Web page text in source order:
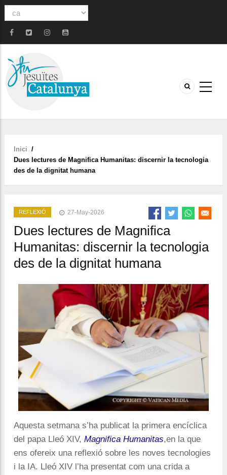
Select
language
Fil
d'ariadna
Inici /
Dues lectures de Magnifica Humanitas: discernir la tecnologia
des de la dignitat humana
REFLEXIÓ 27-May-2026
Dues lectures de Magnifica
Humanitas: discernir la tecnologia
des de la dignitat humana
Aquesta setmana s’ha publicat la primera encíclica
del papa Lleó XIV, Magnifica Humanitas,en la que
ens ofereix una reflexió sobre les noves tecnologies
i la IA. Lleó XIV l’ha presentat com una crida a